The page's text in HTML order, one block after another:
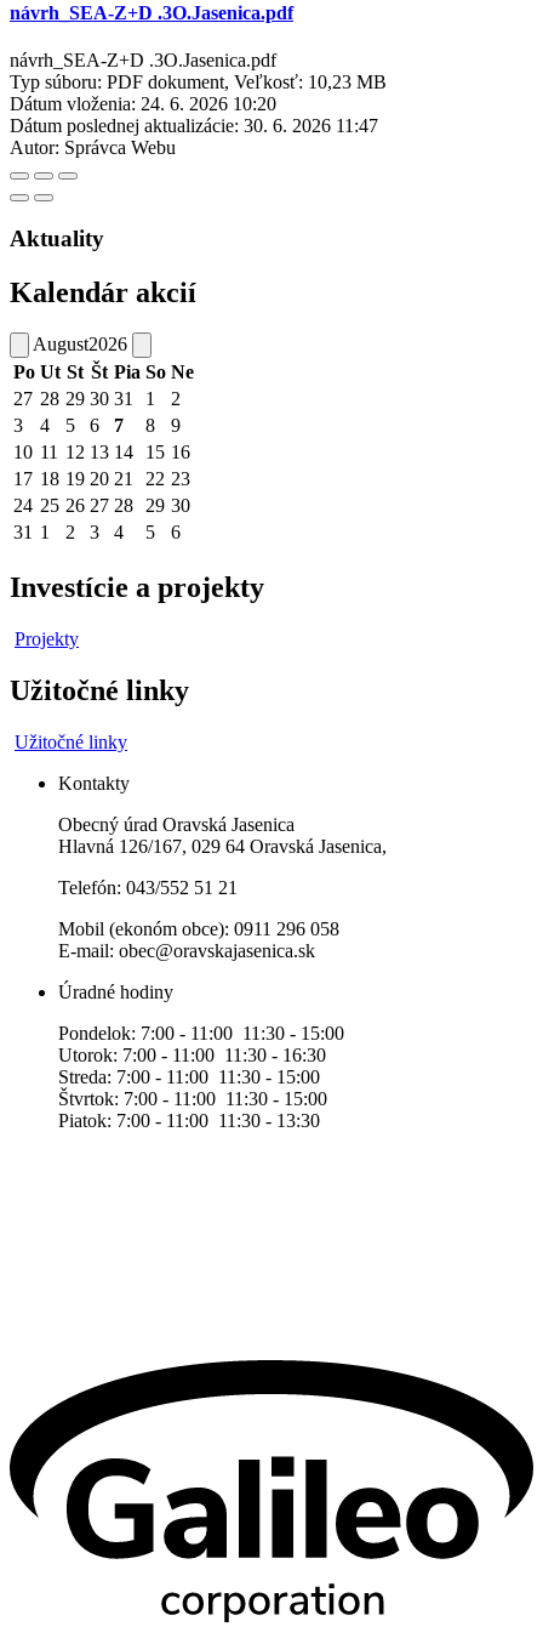
návrh_SEA-Z+D .3O.Jasenica.pdf
návrh_SEA-Z+D .3O.Jasenica.pdf
Typ súboru: PDF dokument, Veľkosť: 10,23 MB
Dátum vloženia: 24. 6. 2026 10:20
Dátum poslednej aktualizácie: 30. 6. 2026 11:47
Autor: Správca Webu
Aktuality
Kalendár akcií
August2026
Po Ut St Št Pia So Ne
27 28 29 30 31 1
2
3
4 5 6 7 8
9
10 11 12 13 14 15 16
17 18 19 20 21 22 23
24 25 26 27 28 29 30
31 1 2 3 4 5 6
Investície a projekty
Projekty
Užitočné linky
Užitočné linky
Kontakty
Obecný úrad Oravská Jasenica
Hlavná 126/167, 029 64 Oravská Jasenica,
Telefón: 043/552 51 21
Mobil (ekonóm obce): 0911 296 058
E-mail: obec@oravskajasenica.sk
Úradné hodiny
Pondelok: 7:00 - 11:00 11:30 - 15:00
Utorok: 7:00 - 11:00 11:30 - 16:30
Streda: 7:00 - 11:00 11:30 - 15:00
Štvrtok: 7:00 - 11:00 11:30 - 15:00
Piatok: 7:00 - 11:00 11:30 - 13:30